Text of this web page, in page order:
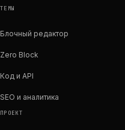
ТЕМЫ
Блочный редактор
Zero Block
Код и API
SEO и аналитика
ПРОЕКТ